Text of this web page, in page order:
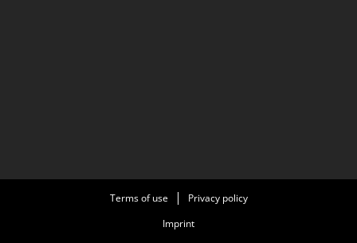
Terms of use
Privacy policy
Imprint